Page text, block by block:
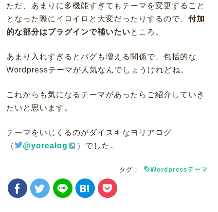
ただ、あまりに多機能すぎてもテーマを変更すること
となった際にイロイロと大変だったりするので、 付加
的な部分はプラグインで補いたいところ。
あまり入れすぎるとバグも増える関係で、包括的な
Wordpressテーマが人気なんでしょうけれどね。
これからも気になるテーマがあったらご紹介していき
たいと思います。
テーマをいじくるのがダイスキなヨリアログ
（
@yorealog ）でした。
タグ： Wordpressテーマ